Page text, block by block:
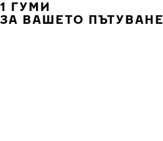
1 ГУМИ
ЗА ВАШЕТО ПЪТУВАНЕ